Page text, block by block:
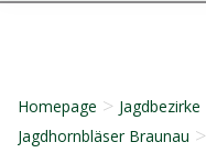
Homepage > Jagdbezirke
Jagdhornbläser Braunau >